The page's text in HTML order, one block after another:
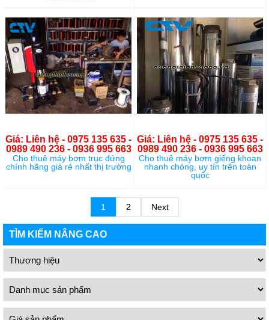
Giá: Liên hệ - 0975 135 635 -
0989 490 236 - 0936 995 663
Cho thuê máy bơm trục đứng
chính hãng giá rẻ nhất thị trường
Giá: Liên hệ - 0975 135 635 -
0989 490 236 - 0936 995 663
Cho thuê máy bơm giếng khoan
nhanh chóng, uy tín trên toàn
quốc
1 2 Next
TÌM KIẾM NÂNG CAO